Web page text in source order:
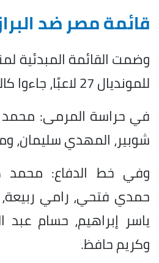
قائمة مصر ضد البرازيل
وضمت القائمة المبدئية
للمونديال 27 لاعبًا، جاءوا كالتالي:
في حراسة المرمى:
شوبير، المهدي سليمان،
وفي خط الدفاع: محمد
حمدي فتحي، رامي
ياسر إبراهيم، حسام عبد
وكريم حافظ.